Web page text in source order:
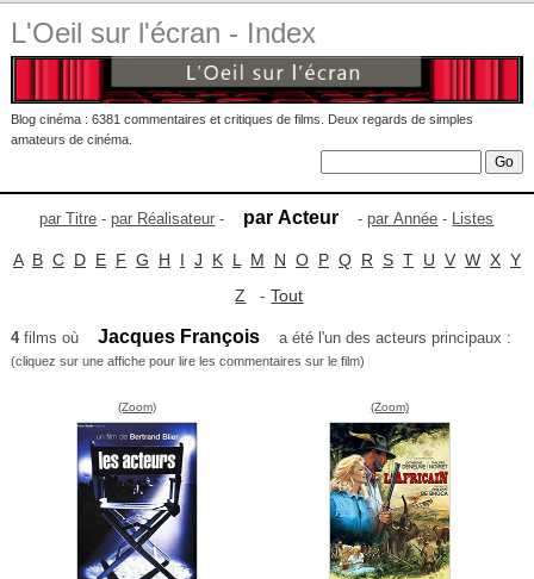
L'Oeil sur l'écran - Index
Blog cinéma : 6381 commentaires et critiques de films. Deux regards de simples
amateurs de cinéma.
par Titre -par Réalisateur - par Acteur -par Année - Listes
A B C D E F G H I J K L M N O P Q R S T U V W X Y
Z -Tout
4films où Jacques François a été l'un des acteurs principaux :
(cliquez sur une affiche pour lire les commentaires sur le film)
(Zoom) (Zoom)